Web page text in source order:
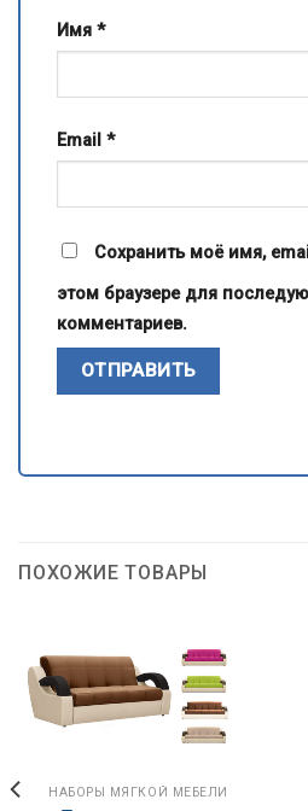
Имя *
Email *
Сохранить моё имя,
этом браузере для
комментариев.
ПОХОЖИЕ ТОВАРЫ
НАБОРЫ МЯГКОЙ МЕБЕЛИ